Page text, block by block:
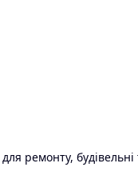
ремонту, будівельні